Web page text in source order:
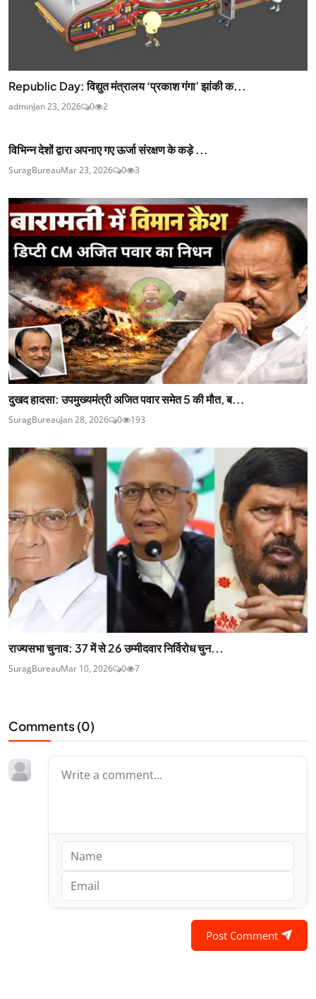
Republic Day: विद्युत मंत्रालय ‘प्रकाश गंगा’ झांकी क...
adminJan 23, 2026 0 2
विभिन्न देशों द्वारा अपनाए गए ऊर्जा संरक्षण के कड़े ...
SuragBureauMar 23, 2026 0 3
दुखद हादसा: उपमुख्यमंत्री अजित पवार समेत 5 की मौत, ब...
SuragBureauJan 28, 2026 0 193
राज्यसभा चुनाव: 37 में से 26 उम्मीदवार निर्विरोध चुन...
SuragBureauMar 10, 2026 0 7
Comments (0)
Post Comment